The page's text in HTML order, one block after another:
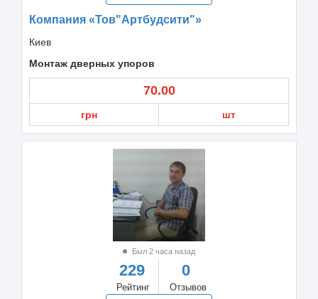
Компания «Тов"Артбудсити"»
Киев
Монтаж дверных упоров
70.00
грн шт
Был 2 часа назад
229
Рейтинг
0
Отзывов